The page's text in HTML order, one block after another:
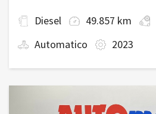
Diesel 49.857 km
Automatico
2023